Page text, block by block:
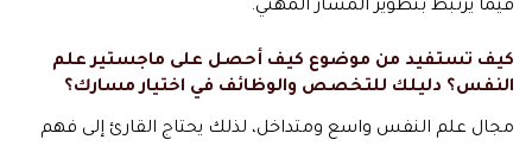
فيما يرتبط بتطوير المسار المهني.
كيف تستفيد من موضوع كيف أحصل على ماجستير علم
النفس؟ دليلك للتخصص والوظائف في اختيار مسارك؟
مجال علم النفس واسع ومتداخل، لذلك يحتاج القارئ إلى فهم